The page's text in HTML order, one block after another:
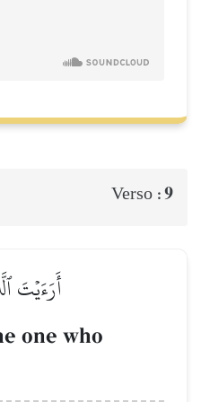
Verso :9
أَرَءَيۡتَ
one who